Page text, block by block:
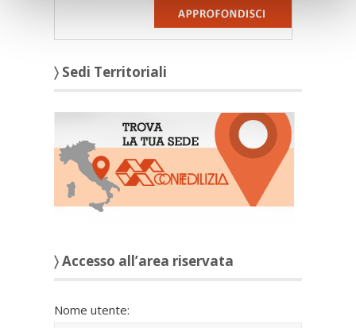
〉 Sedi Territoriali
〉 Accesso all’area riservata
Nome utente: